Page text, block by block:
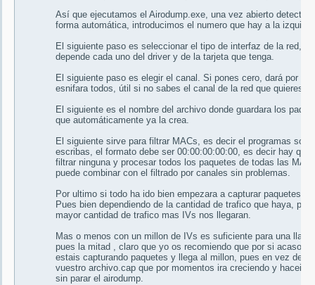
Así que ejecutamos el Airodump.exe, una vez abierto
forma automática, introducimos el numero que hay a la
El siguiente paso es seleccionar el tipo de interfaz de la red,
depende cada uno del driver y de la tarjeta que tenga.
El siguiente paso es elegir el canal. Si pones cero, dará por
esnifara todos, útil si no sabes el canal de la red que quieres
El siguiente es el nombre del archivo donde guardara los
que automáticamente ya la crea.
El siguiente sirve para filtrar MACs, es decir el programas
escribas, el formato debe ser 00:00:00:00:00, es decir hay que
filtrar ninguna y procesar todos los paquetes de todas las
puede combinar con el filtrado por canales sin problemas.
Por ultimo si todo ha ido bien empezara a capturar paquetes.
Pues bien dependiendo de la cantidad de trafico que haya,
mayor cantidad de trafico mas IVs nos llegaran.
Mas o menos con un millon de IVs es suficiente para una
pues la mitad , claro que yo os recomiendo que por si acaso
estais capturando paquetes y llega al millon, pues en vez de
vuestro archivo.cap que por momentos ira creciendo y haceis
sin parar el airodump.